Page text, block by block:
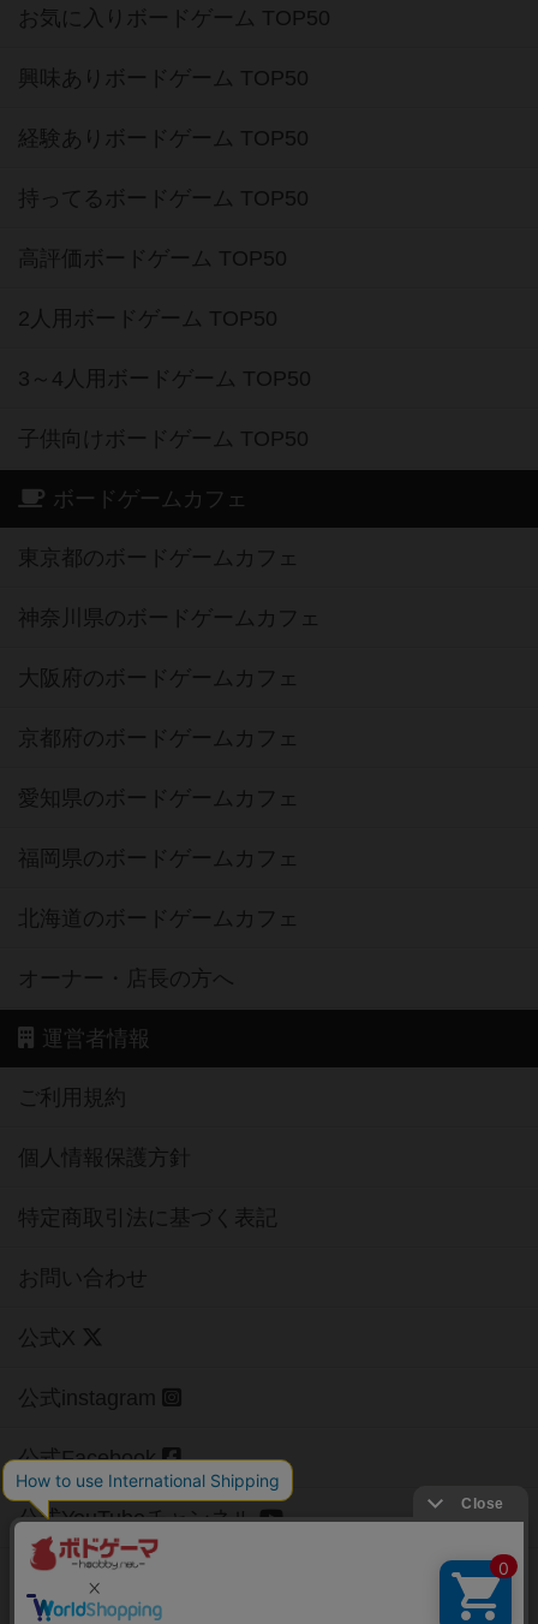
お気に入りボードゲーム TOP50
興味ありボードゲーム TOP50
経験ありボードゲーム TOP50
持ってるボードゲーム TOP50
高評価ボードゲーム TOP50
2人用ボードゲーム TOP50
3～4人用ボードゲーム TOP50
子供向けボードゲーム TOP50
ボードゲームカフェ
東京都のボードゲームカフェ
神奈川県のボードゲームカフェ
大阪府のボードゲームカフェ
京都府のボードゲームカフェ
愛知県のボードゲームカフェ
福岡県のボードゲームカフェ
北海道のボードゲームカフェ
オーナー・店長の方へ
運営者情報
ご利用規約
個人情報保護方針
特定商取引法に基づく表記
お問い合わせ
公式X
公式instagram
公式Facebook
公式YouTubeチャンネル